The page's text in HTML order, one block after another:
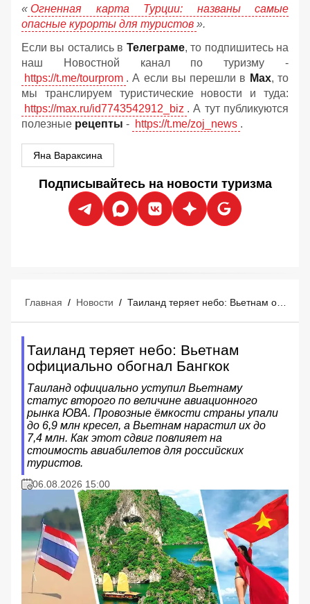
« Огненная карта Турции: названы самые
опасные курорты для туристов ».
Если вы остались в Телеграме, то подпишитесь на
наш Новостной канал по туризму -
https://t.me/tourprom . А если вы перешли в Мах, то
мы транслируем туристические новости и туда:
https://max.ru/id7743542912_biz . А тут публикуются
полезные рецепты - https://t.me/zoj_news .
Яна Вараксина
Подписывайтесь на новости туризма
Главная / Новости /
Таиланд теряет небо: Вьетнам
официально обогнал Бангкок
Таиланд официально уступил Вьетнаму
статус второго по величине авиационного
рынка ЮВА. Провозные ёмкости страны упали
до 6,9 млн кресел, а Вьетнам нарастил их до
7,4 млн. Как этот сдвиг повлияет на
стоимость авиабилетов для российских
туристов.
06.08.2026 15:00